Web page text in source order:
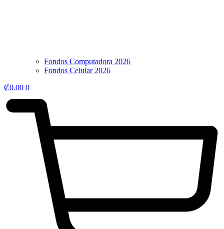
Fondos Computadora 2026
Fondos Celular 2026
₡0.00 0